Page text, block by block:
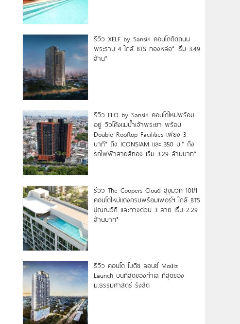
รีวิว XELF by Sansiri คอนโดติดถนน
พระราม 4 ใกล้ BTS ทองหล่อ* เริ่ม 3.49
ล้าน*
รีวิว FLO by Sansiri คอนโดใหม่พร้อม
อยู่ วิวโค้งแม่น้ำเจ้าพระยา พร้อม
Double Rooftop Facilities เพียง 3
นาที* ถึง ICONSIAM และ 350 ม.* ถึง
รถไฟฟ้าสายสีทอง เริ่ม 3.29 ล้านบาท*
รีวิว The Coopers Cloud สุขุมวิท 101/1
คอนโดใหม่แต่งครบพร้อมเฟอร์ฯ ใกล้ BTS
ปุณณวิถี และทางด่วน 3 สาย เริ่ม 2.29
ล้านบาท*
รีวิว คอนโด โมดิซ ลอนซ์ Modiz
Launch บนที่สุดของทำเล ที่สุดของ
ม.ธรรมศาสตร์ รังสิต